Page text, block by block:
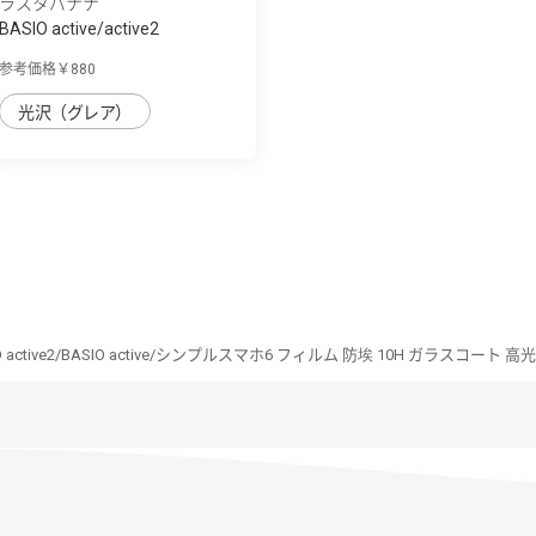
BASIO active/active2
参考価格￥880
光沢（グレア）
active2/BASIO active/シンプルスマホ6 フィルム 防埃 10H ガラスコート 高